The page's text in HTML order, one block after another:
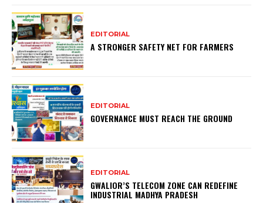
EDITORIAL
A STRONGER SAFETY NET FOR FARMERS
EDITORIAL
GOVERNANCE MUST REACH THE GROUND
EDITORIAL
GWALIOR’S TELECOM ZONE CAN REDEFINE
INDUSTRIAL MADHYA PRADESH